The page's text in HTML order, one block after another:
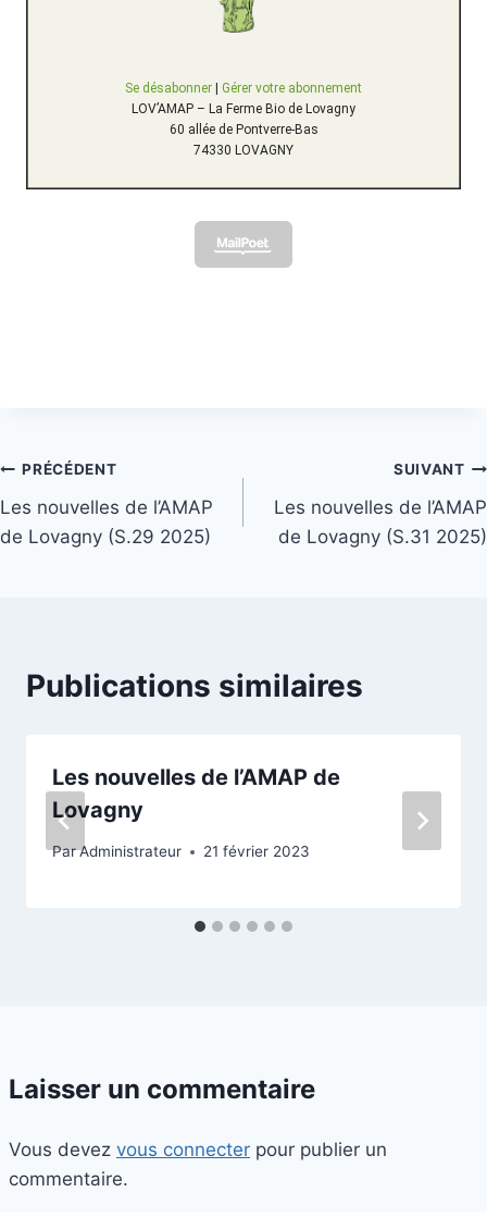
Se désabonner | Gérer votre abonnement
LOV’AMAP – La Ferme Bio de Lovagny
60 allée de Pontverre-Bas
74330 LOVAGNY
Navigation
de
PRÉCÉDENT
Les nouvelles de l’AMAP
de Lovagny (S.29 2025)
SUIVANT
Les nouvelles de l’AMAP
de Lovagny (S.31 2025)
Publications similaires
Les nouvelles de l’AMAP de
Lovagny
ParAdministrateur 21 février 2023
Laisser un commentaire
Vous devez vous connecter pour publier un
commentaire.